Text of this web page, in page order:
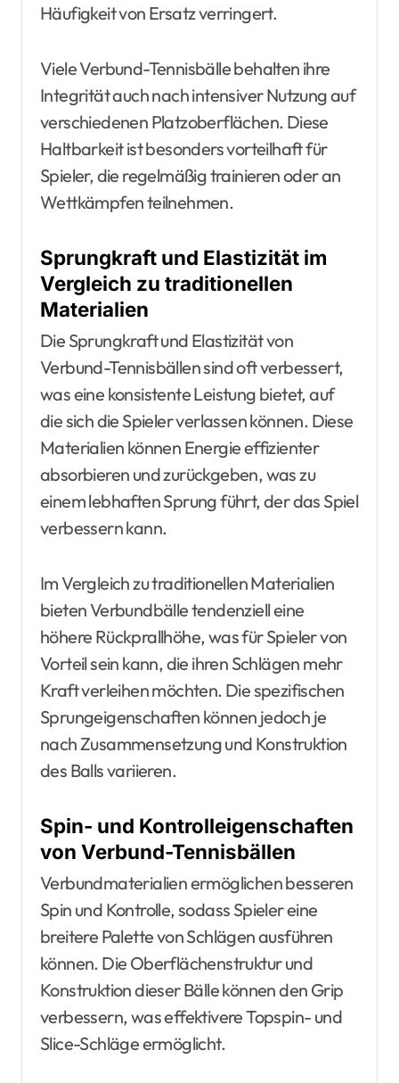
Häufigkeit von Ersatz verringert.
Viele Verbund-Tennisbälle behalten ihre
Integrität auch nach intensiver Nutzung auf
verschiedenen Platzoberflächen. Diese
Haltbarkeit ist besonders vorteilhaft für
Spieler, die regelmäßig trainieren oder an
Wettkämpfen teilnehmen.
Sprungkraft und Elastizität im
Vergleich zu traditionellen
Materialien
Die Sprungkraft und Elastizität von
Verbund-Tennisbällen sind oft verbessert,
was eine konsistente Leistung bietet, auf
die sich die Spieler verlassen können. Diese
Materialien können Energie effizienter
absorbieren und zurückgeben, was zu
einem lebhaften Sprung führt, der das Spiel
verbessern kann.
Im Vergleich zu traditionellen Materialien
bieten Verbundbälle tendenziell eine
höhere Rückprallhöhe, was für Spieler von
Vorteil sein kann, die ihren Schlägen mehr
Kraft verleihen möchten. Die spezifischen
Sprungeigenschaften können jedoch je
nach Zusammensetzung und Konstruktion
des Balls variieren.
Spin- und Kontrolleigenschaften
von Verbund-Tennisbällen
Verbundmaterialien ermöglichen besseren
Spin und Kontrolle, sodass Spieler eine
breitere Palette von Schlägen ausführen
können. Die Oberflächenstruktur und
Konstruktion dieser Bälle können den Grip
verbessern, was effektivere Topspin- und
Slice-Schläge ermöglicht.